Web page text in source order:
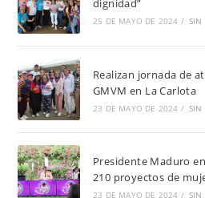
dignidad”
25 DE MAYO DE 2024 / SIN
Realizan jornada de
GMVM en La Carlota
23 DE MAYO DE 2024 / SIN
Presidente Maduro
210 proyectos de
23 DE MAYO DE 2024 / SIN